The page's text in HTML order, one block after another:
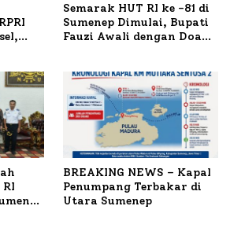
Semarak HUT RI ke -81 di
Sumenep Dimulai, Bupati
Fauzi Awali dengan Doa
BREAKING NEWS – Kapal
Penumpang Terbakar di
Utara Sumenep